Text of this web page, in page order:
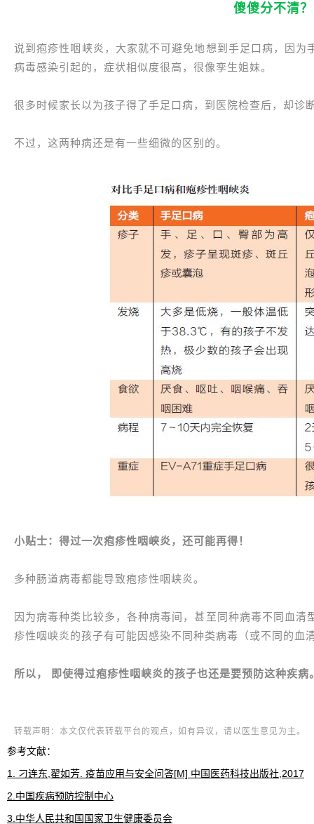
傻傻分不清？
说到疱疹性咽峡炎，大家就不可避免地想到手足口病，因
病毒感染引起的，症状相似度很高，很像孪生姐妹。
很多时候家长以为孩子得了手足口病，到医院检查后，却诊
不过，这两种病还是有一些细微的区别的。
小贴士：得过一次疱疹性咽峡炎，还可能再得！
多种肠道病毒都能导致疱疹性咽峡炎。
因为病毒种类比较多，各种病毒间，甚至同种病毒不同血
疹性咽峡炎的孩子有可能因感染不同种类病毒（或不同的血
所以， 即使得过疱疹性咽峡炎的孩子也还是要预防这种疾病
转载声明：本文仅代表转载平台的观点，如有异议，请以医生意见为主。
参考文献：
1. 刁连东,翟如芳. 疫苗应用与安全问答[M] 中国医药科技出版社,2017
2.中国疾病预防控制中心
3.中华人民共和国国家卫生健康委员会